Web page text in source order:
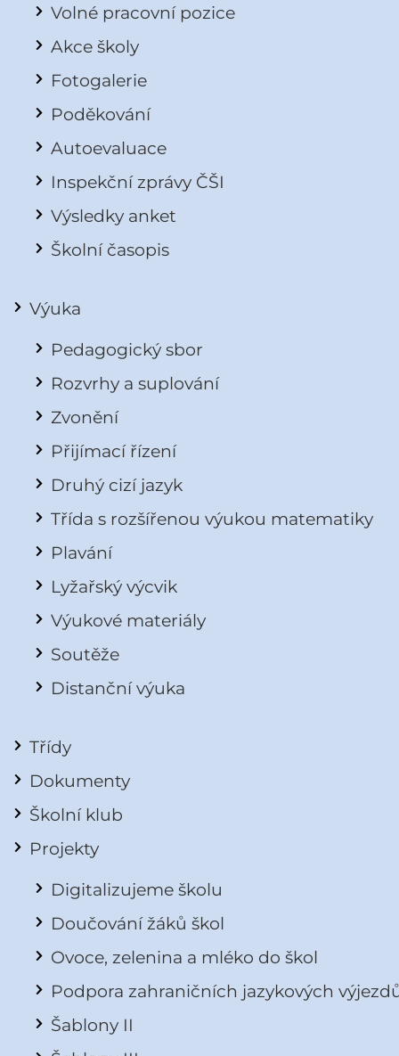
Volné pracovní pozice
Akce školy
Fotogalerie
Poděkování
Autoevaluace
Inspekční zprávy ČŠI
Výsledky anket
Školní časopis
Výuka
Pedagogický sbor
Rozvrhy a suplování
Zvonění
Přijímací řízení
Druhý cizí jazyk
Třída s rozšířenou výukou matematiky
Plavání
Lyžařský výcvik
Výukové materiály
Soutěže
Distanční výuka
Třídy
Dokumenty
Školní klub
Projekty
Digitalizujeme školu
Doučování žáků škol
Ovoce, zelenina a mléko do škol
Podpora zahraničních jazykových
Šablony II